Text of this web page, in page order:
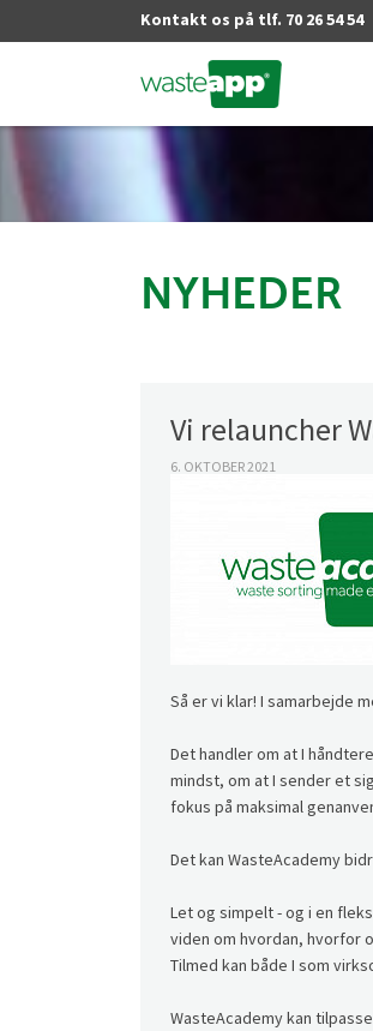
Kontakt os på tlf. 70 26 54 54
NYHEDER
Vi relauncher
6. OKTOBER 2021
Så er vi klar! I samarbejde
Det handler om at I
mindst, om at I sender et
fokus på maksimal
Det kan WasteAcademy
Let og simpelt - og i en
viden om hvordan, hvorfor
Tilmed kan både I som
WasteAcademy kan